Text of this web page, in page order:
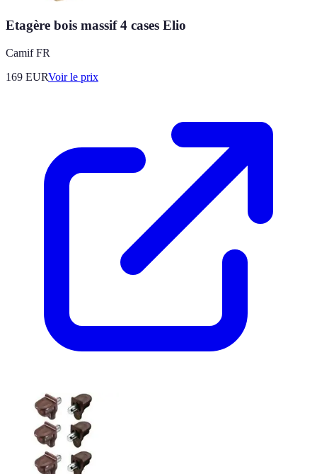
Etagère bois massif 4 cases Elio
Camif FR
169 EURVoir le prix